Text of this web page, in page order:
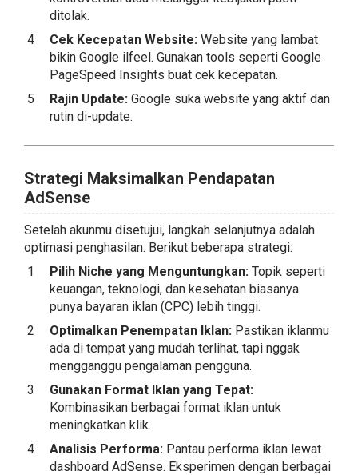
ditolak.
Cek Kecepatan Website: Website yang lambat
bikin Google ilfeel. Gunakan tools seperti Google
PageSpeed Insights buat cek kecepatan.
Rajin Update: Google suka website yang aktif dan
rutin di-update.
Strategi Maksimalkan Pendapatan
AdSense
Setelah akunmu disetujui, langkah selanjutnya adalah
optimasi penghasilan. Berikut beberapa strategi:
Pilih Niche yang Menguntungkan: Topik seperti
keuangan, teknologi, dan kesehatan biasanya
punya bayaran iklan (CPC) lebih tinggi.
Optimalkan Penempatan Iklan: Pastikan iklanmu
ada di tempat yang mudah terlihat, tapi nggak
mengganggu pengalaman pengguna.
Gunakan Format Iklan yang Tepat:
Kombinasikan berbagai format iklan untuk
meningkatkan klik.
Analisis Performa: Pantau performa iklan lewat
dashboard AdSense. Eksperimen dengan berbagai